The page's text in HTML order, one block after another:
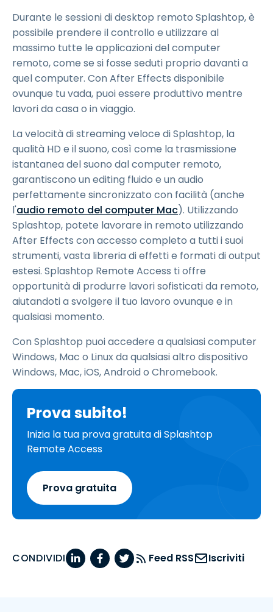
Durante le sessioni di desktop remoto Splashtop, è
possibile prendere il controllo e utilizzare al
massimo tutte le applicazioni del computer
remoto, come se si fosse seduti proprio davanti a
quel computer. Con After Effects disponibile
ovunque tu vada, puoi essere produttivo mentre
lavori da casa o in viaggio.
La velocità di streaming veloce di Splashtop, la
qualità HD e il suono, così come la trasmissione
istantanea del suono dal computer remoto,
garantiscono un editing fluido e un audio
perfettamente sincronizzato con facilità (anche
l'audio remoto del computer Mac). Utilizzando
Splashtop, potete lavorare in remoto utilizzando
After Effects con accesso completo a tutti i suoi
strumenti, vasta libreria di effetti e formati di output
estesi. Splashtop Remote Access ti offre
opportunità di produrre lavori sofisticati da remoto,
aiutandoti a svolgere il tuo lavoro ovunque e in
qualsiasi momento.
Con Splashtop puoi accedere a qualsiasi computer
Windows, Mac o Linux da qualsiasi altro dispositivo
Windows, Mac, iOS, Android o Chromebook.
Prova subito!
Inizia la tua prova gratuita di Splashtop
Remote Access
Prova gratuita
CONDIVIDI Feed RSS Iscriviti